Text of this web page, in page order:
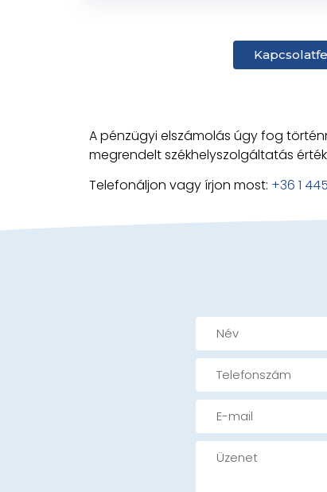
A pénzügyi elszámolás úgy fog
megrendelt székhelyszolgáltatás
Telefonáljon vagy írjon most: +36 1